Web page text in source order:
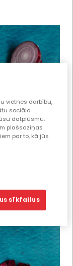
vietnes darbību,
sociālo
datplūsmu.
plašsaziņas
par to, kā jūs
sīkfailus